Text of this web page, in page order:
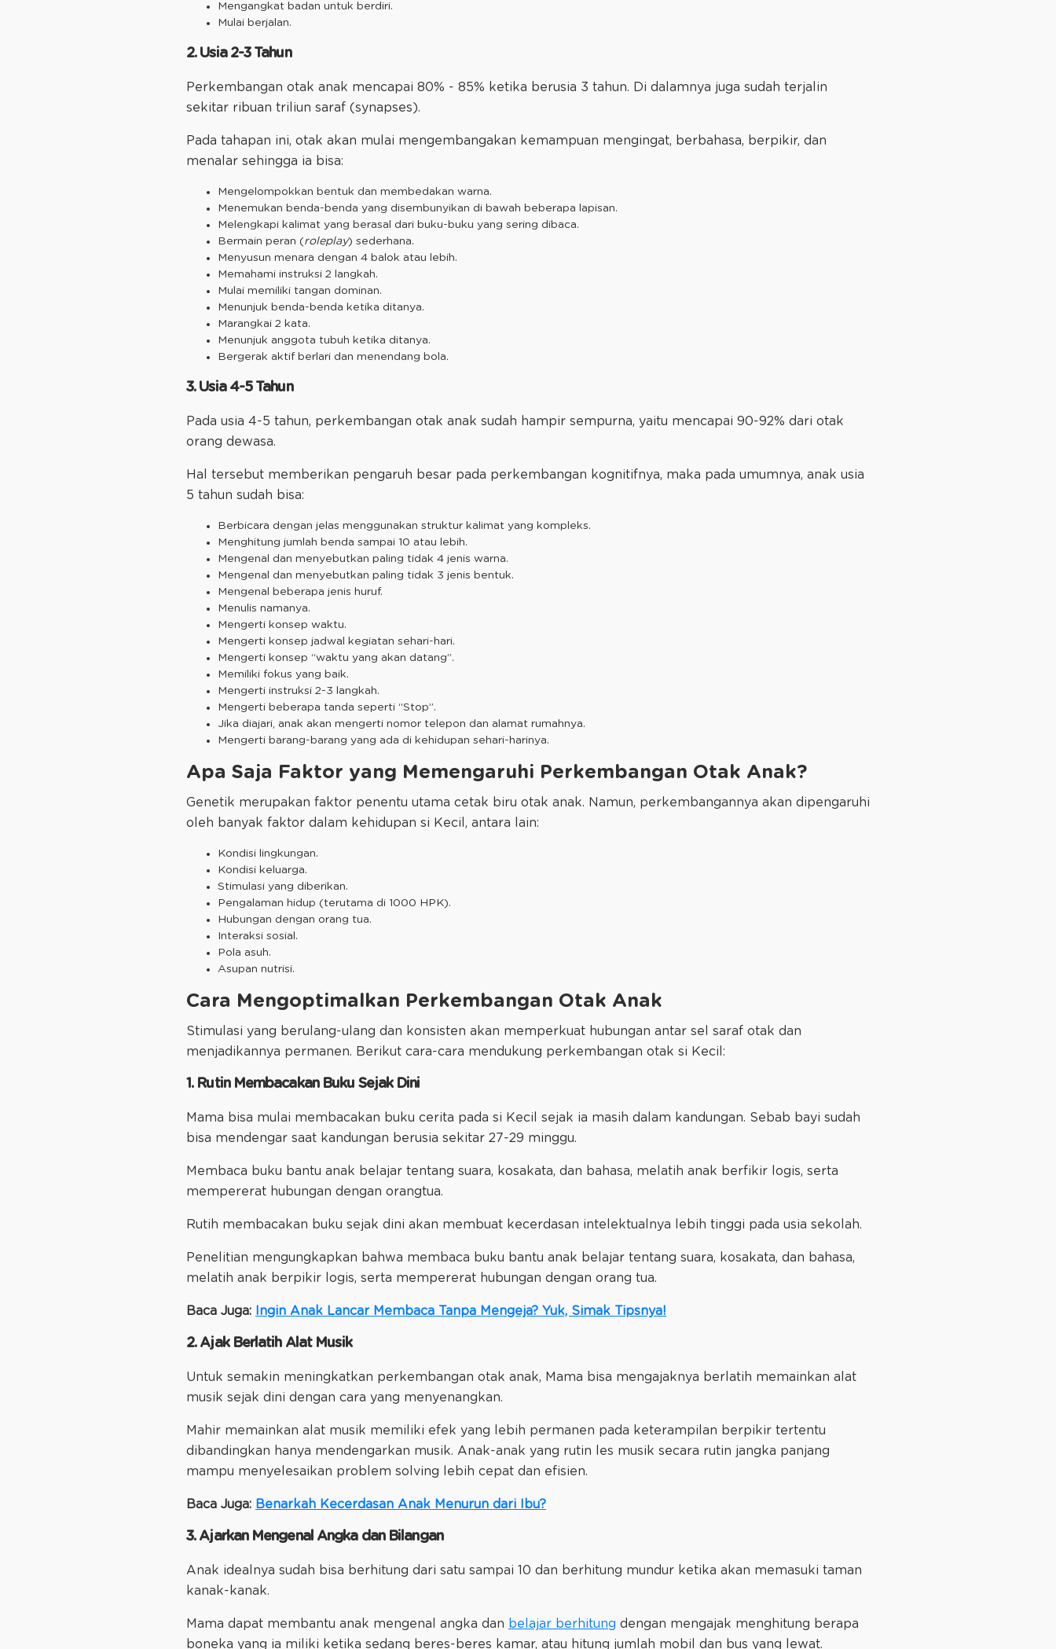
Mengangkat badan untuk berdiri.
Mulai berjalan.
2. Usia 2-3 Tahun
Perkembangan otak anak mencapai 80% - 85% ketika berusia 3 tahun. Di dalamnya juga sudah terjalin
sekitar ribuan triliun saraf (synapses).
Pada tahapan ini, otak akan mulai mengembangakan kemampuan mengingat, berbahasa, berpikir, dan
menalar sehingga ia bisa:
Mengelompokkan bentuk dan membedakan warna.
Menemukan benda-benda yang disembunyikan di bawah beberapa lapisan.
Melengkapi kalimat yang berasal dari buku-buku yang sering dibaca.
Bermain peran (roleplay) sederhana.
Menyusun menara dengan 4 balok atau lebih.
Memahami instruksi 2 langkah.
Mulai memiliki tangan dominan.
Menunjuk benda-benda ketika ditanya.
Marangkai 2 kata.
Menunjuk anggota tubuh ketika ditanya.
Bergerak aktif berlari dan menendang bola.
3. Usia 4-5 Tahun
Pada usia 4-5 tahun, perkembangan otak anak sudah hampir sempurna, yaitu mencapai 90-92% dari otak
orang dewasa.
Hal tersebut memberikan pengaruh besar pada perkembangan kognitifnya, maka pada umumnya, anak usia
5 tahun sudah bisa:
Berbicara dengan jelas menggunakan struktur kalimat yang kompleks.
Menghitung jumlah benda sampai 10 atau lebih.
Mengenal dan menyebutkan paling tidak 4 jenis warna.
Mengenal dan menyebutkan paling tidak 3 jenis bentuk.
Mengenal beberapa jenis huruf.
Menulis namanya.
Mengerti konsep waktu.
Mengerti konsep jadwal kegiatan sehari-hari.
Mengerti konsep “waktu yang akan datang”.
Memiliki fokus yang baik.
Mengerti instruksi 2-3 langkah.
Mengerti beberapa tanda seperti “Stop”.
Jika diajari, anak akan mengerti nomor telepon dan alamat rumahnya.
Mengerti barang-barang yang ada di kehidupan sehari-harinya.
Apa Saja Faktor yang Memengaruhi Perkembangan Otak Anak?
Genetik merupakan faktor penentu utama cetak biru otak anak. Namun, perkembangannya akan dipengaruhi
oleh banyak faktor dalam kehidupan si Kecil, antara lain:
Kondisi lingkungan.
Kondisi keluarga.
Stimulasi yang diberikan.
Pengalaman hidup (terutama di 1000 HPK).
Hubungan dengan orang tua.
Interaksi sosial.
Pola asuh.
Asupan nutrisi.
Cara Mengoptimalkan Perkembangan Otak Anak
Stimulasi yang berulang-ulang dan konsisten akan memperkuat hubungan antar sel saraf otak dan
menjadikannya permanen. Berikut cara-cara mendukung perkembangan otak si Kecil:
1. Rutin Membacakan Buku Sejak Dini
Mama bisa mulai membacakan buku cerita pada si Kecil sejak ia masih dalam kandungan. Sebab bayi sudah
bisa mendengar saat kandungan berusia sekitar 27-29 minggu.
Membaca buku bantu anak belajar tentang suara, kosakata, dan bahasa, melatih anak berfikir logis, serta
mempererat hubungan dengan orangtua.
Rutih membacakan buku sejak dini akan membuat kecerdasan intelektualnya lebih tinggi pada usia sekolah.
Penelitian mengungkapkan bahwa membaca buku bantu anak belajar tentang suara, kosakata, dan bahasa,
melatih anak berpikir logis, serta mempererat hubungan dengan orang tua.
Baca Juga: Ingin Anak Lancar Membaca Tanpa Mengeja? Yuk, Simak Tipsnya!
2. Ajak Berlatih Alat Musik
Untuk semakin meningkatkan perkembangan otak anak, Mama bisa mengajaknya berlatih memainkan alat
musik sejak dini dengan cara yang menyenangkan.
Mahir memainkan alat musik memiliki efek yang lebih permanen pada keterampilan berpikir tertentu
dibandingkan hanya mendengarkan musik. Anak-anak yang rutin les musik secara rutin jangka panjang
mampu menyelesaikan problem solving lebih cepat dan efisien.
Baca Juga: Benarkah Kecerdasan Anak Menurun dari Ibu?
3. Ajarkan Mengenal Angka dan Bilangan
Anak idealnya sudah bisa berhitung dari satu sampai 10 dan berhitung mundur ketika akan memasuki taman
kanak-kanak.
Mama dapat membantu anak mengenal angka dan belajar berhitung dengan mengajak menghitung berapa
boneka yang ia miliki ketika sedang beres-beres kamar, atau hitung jumlah mobil dan bus yang lewat.